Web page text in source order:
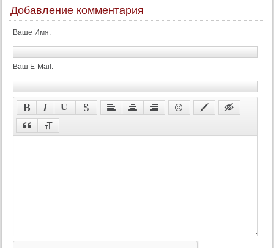
Добавление комментария
Ваше Имя:
Ваш E-Mail: